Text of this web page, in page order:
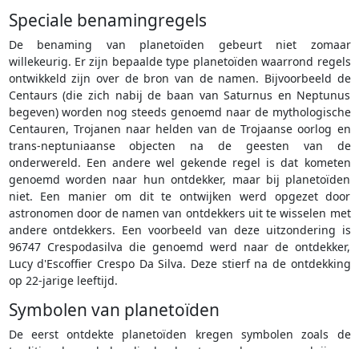
Speciale benamingregels
De benaming van planetoïden gebeurt niet zomaar
willekeurig. Er zijn bepaalde type planetoïden waarrond regels
ontwikkeld zijn over de bron van de namen. Bijvoorbeeld de
Centaurs (die zich nabij de baan van Saturnus en Neptunus
begeven) worden nog steeds genoemd naar de mythologische
Centauren, Trojanen naar helden van de Trojaanse oorlog en
trans-neptuniaanse objecten na de geesten van de
onderwereld. Een andere wel gekende regel is dat kometen
genoemd worden naar hun ontdekker, maar bij planetoïden
niet. Een manier om dit te ontwijken werd opgezet door
astronomen door de namen van ontdekkers uit te wisselen met
andere ontdekkers. Een voorbeeld van deze uitzondering is
96747 Crespodasilva die genoemd werd naar de ontdekker,
Lucy d'Escoffier Crespo Da Silva. Deze stierf na de ontdekking
op 22-jarige leeftijd.
Symbolen van planetoïden
De eerst ontdekte planetoïden kregen symbolen zoals de